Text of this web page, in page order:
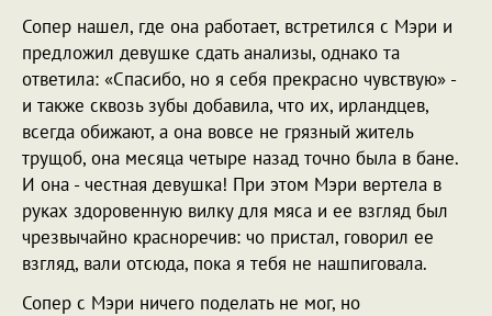
Сопер нашел, где она работает, встретился с Мэри и
предложил девушке сдать анализы, однако та
ответила: «Спасибо, но я себя прекрасно чувствую» -
и также сквозь зубы добавила, что их, ирландцев,
всегда обижают, а она вовсе не грязный житель
трущоб, она месяца четыре назад точно была в бане.
И она - честная девушка! При этом Мэри вертела в
руках здоровенную вилку для мяса и ее взгляд был
чрезвычайно красноречив: чо пристал, говорил ее
взгляд, вали отсюда, пока я тебя не нашпиговала.
Сопер с Мэри ничего поделать не мог, но